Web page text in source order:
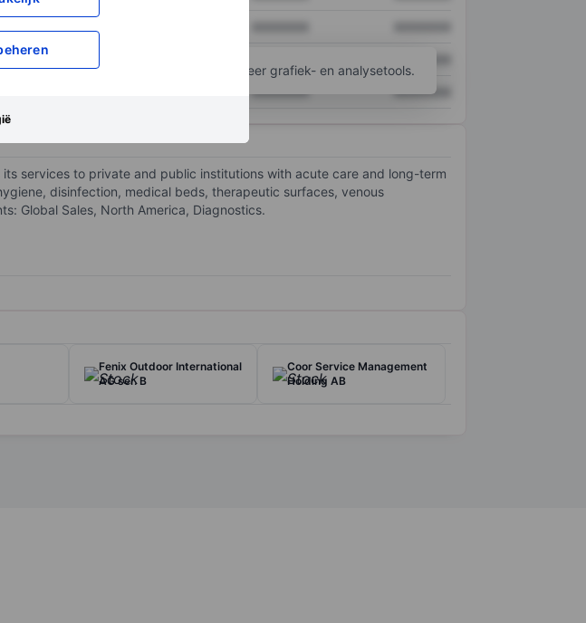
XXXXXXX XXXXXXX
rekeningom toegang te krijgen tot meer grafiek- en analysetools.
services to private and public institutions with acute care and long-term
disinfection, medical beds, therapeutic surfaces, venous
Global Sales, North America, Diagnostics.
Fenix Outdoor International
AG ser. B
Coor Service Management
Holding AB